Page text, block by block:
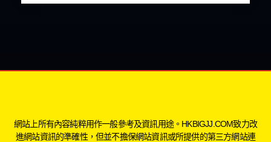
網站上所有內容純粹用作一般參考及資訊用途。HKBIGJJ.COM致力改
進網站資訊的準確性，但並不擔保網站資訊或所提供的第三方網站連